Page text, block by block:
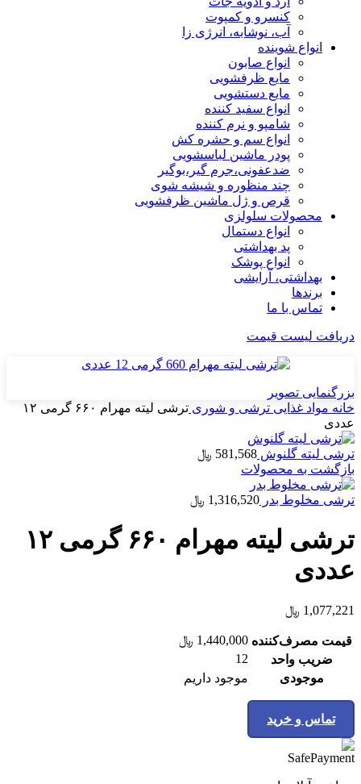
کنسرو و کمپوت
آب، نوشابه، انرژی زا
انواع شوینده
انواع صابون
مایع ظرفشویی
مایع دستشویی
انواع سفید کننده
شامپو و نرم کننده
انواع سم و حشره کش
پودر ماشین لباسشویی
ضدعفونی،جرم گیر،بوگیر
چند منظوره و شیشه شوی
قرص و ژل ماشین ظرفشویی
محصولات سلولزی
انواع دستمال
پد بهداشتی
انواع پوشک
بهداشتی، آرایشی
برندها
تماس با ما
دریافت لیست قیمت
بزرگنمایی تصویر
خانه مواد غذایی ترشی و شوری
ترشی لیته مهرام ۶۶۰ گرمی ۱۲
عددی
ترشی لیته گلنوش 581,568 ﷼
بازگشت به محصولات
ترشی مخلوط بدر 1,316,520 ﷼
ترشی لیته مهرام ۶۶۰ گرمی ۱۲
عددی
1,077,221 ﷼
قیمت مصرف‌کننده 1,440,000 ﷼
ضریب واحد
12
موجودی
موجود داریم
تماس و خرید